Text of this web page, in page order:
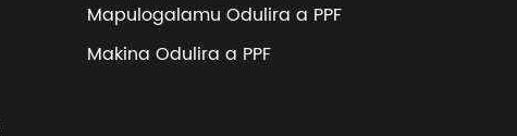
Mapulogalamu Odulira a PPF
Makina Odulira a PPF